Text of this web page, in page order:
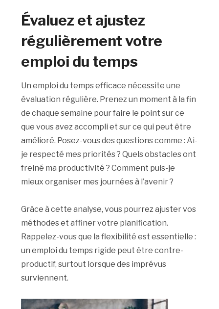
Évaluez et ajustez
régulièrement votre
emploi du temps
Un emploi du temps efficace nécessite une
évaluation régulière. Prenez un moment à la fin
de chaque semaine pour faire le point sur ce
que vous avez accompli et sur ce qui peut être
amélioré. Posez-vous des questions comme : Ai-
je respecté mes priorités ? Quels obstacles ont
freiné ma productivité ? Comment puis-je
mieux organiser mes journées à l’avenir ?
Grâce à cette analyse, vous pourrez ajuster vos
méthodes et affiner votre planification.
Rappelez-vous que la flexibilité est essentielle :
un emploi du temps rigide peut être contre-
productif, surtout lorsque des imprévus
surviennent.